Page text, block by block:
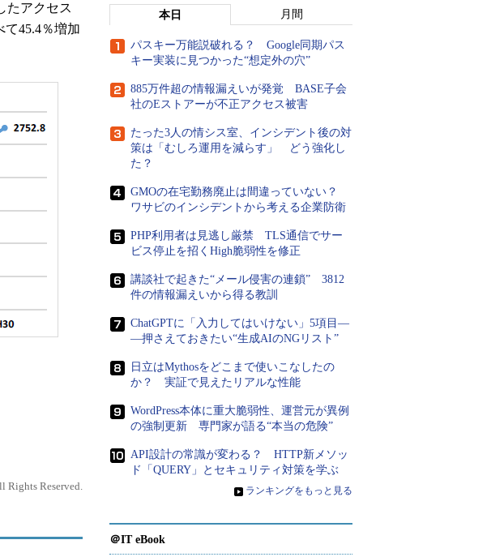
たアクセス
て45.4％増加
Rights Reserved.
本日 月間
パスキー万能説破れる？ Google同期パス
キー実装に見つかった“想定外の穴”
885万件超の情報漏えいが発覚 BASE子会
社のEストアーが不正アクセス被害
たった3人の情シス室、インシデント後の対
策は「むしろ運用を減らす」 どう強化し
た？
GMOの在宅勤務廃止は間違っていない？
ワサビのインシデントから考える企業防衛
PHP利用者は見逃し厳禁 TLS通信でサー
ビス停止を招くHigh脆弱性を修正
講談社で起きた“メール侵害の連鎖” 3812
件の情報漏えいから得る教訓
ChatGPTに「入力してはいけない」5項目―
―押さえておきたい“生成AIのNGリスト”
日立はMythosをどこまで使いこなしたの
か？ 実証で見えたリアルな性能
WordPress本体に重大脆弱性、運営元が異例
の強制更新 専門家が語る“本当の危険”
API設計の常識が変わる？ HTTP新メソッ
ド「QUERY」とセキュリティ対策を学ぶ
» ランキングをもっと見る
＠IT eBook